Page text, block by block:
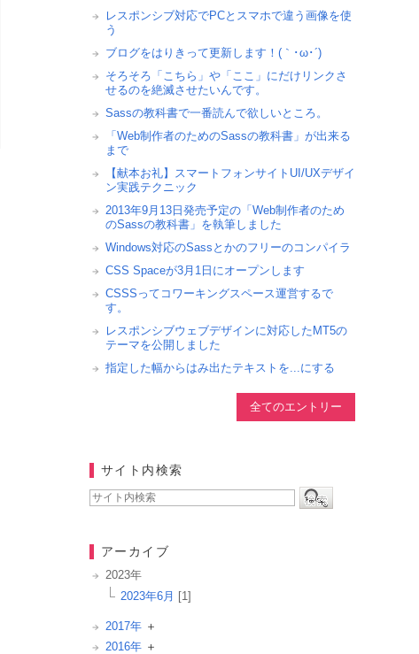
レスポンシブ対応でPCとスマホで違う画像を使
う
ブログをはりきって更新します！(｀･ω･´)ゞ
そろそろ「こちら」や「ここ」にだけリンクさ
せるのを絶滅させたいんです。
Sassの教科書で一番読んで欲しいところ。
「Web制作者のためのSassの教科書」が出来る
まで
【献本お礼】スマートフォンサイトUI/UXデザイ
ン実践テクニック
2013年9月13日発売予定の「Web制作者のため
のSassの教科書」を執筆しました
Windows対応のSassとかのフリーのコンパイラ
CSS Spaceが3月1日にオープンします
CSSSってコワーキングスペース運営するで
す。
レスポンシブウェブデザインに対応したMT5の
テーマを公開しました
指定した幅からはみ出たテキストを...にする
全てのエントリー
サイト内検索
アーカイブ
2023年
2023年6月 [1]
2017年
2016年